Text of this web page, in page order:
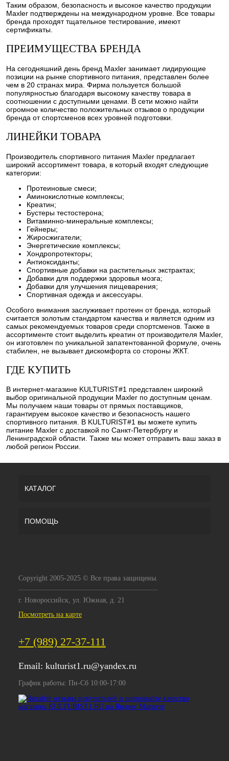
Таким образом, безопасность и высокое качество продукции
Maxler подтверждены на международном уровне. Все товары
бренда проходят тщательное тестирование, имеют
сертификаты.
ПРЕИМУЩЕСТВА БРЕНДА
На сегодняшний день бренд Maxler занимает лидирующие
позиции на рынке спортивного питания, представлен более
чем в 20 странах мира. Фирма пользуется большой
популярностью благодаря высокому качеству товара в
соотношении с доступными ценами. В сети можно найти
огромное количество положительных отзывов о продукции
бренда от спортсменов всех уровней подготовки.
ЛИНЕЙКИ ТОВАРА
Производитель спортивного питания Maxler предлагает
широкий ассортимент товара, в который входят следующие
категории:
Протеиновые смеси;
Аминокислотные комплексы;
Креатин;
Бустеры тестостерона;
Витаминно-минеральные комплексы;
Гейнеры;
Жиросжигатели;
Энергетические комплексы;
Хондропротекторы;
Антиоксиданты;
Спортивные добавки на растительных экстрактах;
Добавки для поддержки здоровья мозга;
Добавки для улучшения пищеварения;
Спортивная одежда и аксессуары.
Особого внимания заслуживает протеин от бренда, который
считается золотым стандартом качества и является одним из
самых рекомендуемых товаров среди спортсменов. Также в
ассортименте стоит выделить креатин от производителя Maxler,
он изготовлен по уникальной запатентованной формуле, очень
стабилен, не вызывает дискомфорта со стороны ЖКТ.
ГДЕ КУПИТЬ
В интернет-магазине KULTURIST#1 представлен широкий
выбор оригинальной продукции Maxler по доступным ценам.
Мы получаем наши товары от прямых поставщиков,
гарантируем высокое качество и безопасность нашего
спортивного питания. В KULTURIST#1 вы можете купить
питание Maxler с доставкой по Санкт-Петербургу и
Ленинградской области. Также мы может отправить ваш заказ в
любой регион России.
КАТАЛОГ
ПОМОЩЬ
Copyright 2005-2025 © Все права защищены.
г. Новороссийск, ул. Южная, д. 21
Посмотреть на карте
+7 (989) 27-37-111
Email: kulturist1.ru@yandex.ru
График работы: Пн-Сб 10:00-17:00